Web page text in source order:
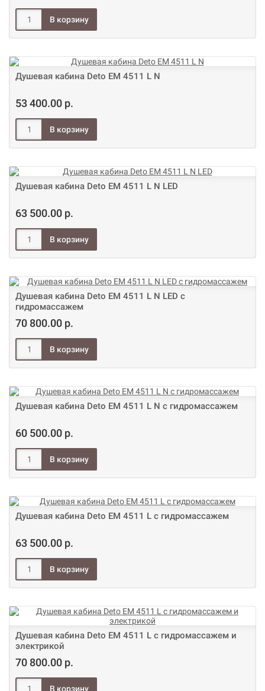
Душевая кабина Deto ЕМ 4511 L N
53 400.00 р.
Душевая кабина Deto ЕМ 4511 L N LED
63 500.00 р.
Душевая кабина Deto ЕМ 4511 L N LED с
гидромассажем
70 800.00 р.
Душевая кабина Deto ЕМ 4511 L N с гидромассажем
60 500.00 р.
Душевая кабина Deto ЕМ 4511 L с гидромассажем
63 500.00 р.
Душевая кабина Deto ЕМ 4511 L с гидромассажем и
электрикой
70 800.00 р.